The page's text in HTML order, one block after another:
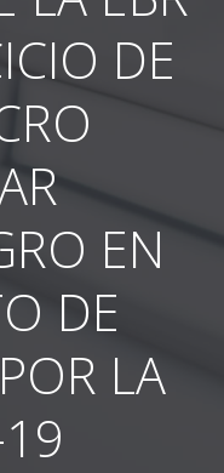
DE
EN
DE
LA